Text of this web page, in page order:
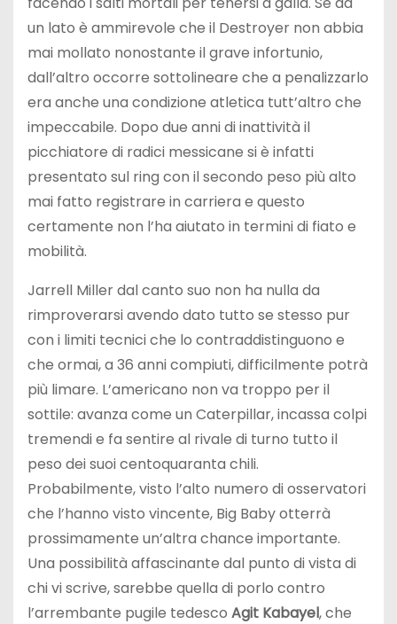
un lato è ammirevole che il Destroyer non abbia
mai mollato nonostante il grave infortunio,
dall’altro occorre sottolineare che a penalizzarlo
era anche una condizione atletica tutt’altro che
impeccabile. Dopo due anni di inattività il
picchiatore di radici messicane si è infatti
presentato sul ring con il secondo peso più alto
mai fatto registrare in carriera e questo
certamente non l’ha aiutato in termini di fiato e
mobilità.
Jarrell Miller dal canto suo non ha nulla da
rimproverarsi avendo dato tutto se stesso pur
con i limiti tecnici che lo contraddistinguono e
che ormai, a 36 anni compiuti, difficilmente potrà
più limare. L’americano non va troppo per il
sottile: avanza come un Caterpillar, incassa colpi
tremendi e fa sentire al rivale di turno tutto il
peso dei suoi centoquaranta chili.
Probabilmente, visto l’alto numero di osservatori
che l’hanno visto vincente, Big Baby otterrà
prossimamente un’altra chance importante.
Una possibilità affascinante dal punto di vista di
chi vi scrive, sarebbe quella di porlo contro
l’arrembante pugile tedesco Agit Kabayel, che